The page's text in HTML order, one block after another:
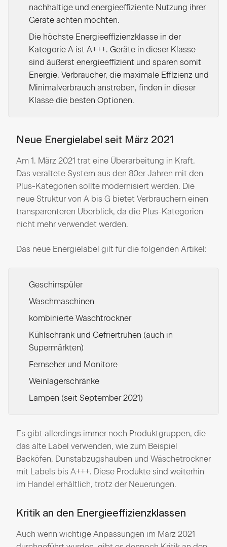
nachhaltige und energieeffiziente Nutzung ihrer
Geräte achten möchten.
Die höchste Energieeffizienzklasse in der
Kategorie A ist A+++. Geräte in dieser Klasse
sind äußerst energieeffizient und sparen somit
Energie. Verbraucher, die maximale Effizienz und
Minimalverbrauch anstreben, finden in dieser
Klasse die besten Optionen.
Neue Energielabel seit März 2021
Am 1. März 2021 trat eine Überarbeitung in Kraft.
Das veraltete System aus den 80er Jahren mit den
Plus-Kategorien sollte modernisiert werden. Die
neue Struktur von A bis G bietet Verbrauchern einen
transparenteren Überblick, da die Plus-Kategorien
nicht mehr verwendet werden.
Das neue Energielabel gilt für die folgenden Artikel:
Geschirrspüler
Waschmaschinen
kombinierte Waschtrockner
Kühlschrank und Gefriertruhen (auch in
Supermärkten)
Fernseher und Monitore
Weinlagerschränke
Lampen (seit September 2021)
Es gibt allerdings immer noch Produktgruppen, die
das alte Label verwenden, wie zum Beispiel
Backöfen, Dunstabzugshauben und Wäschetrockner
mit Labels bis A+++. Diese Produkte sind weiterhin
im Handel erhältlich, trotz der Neuerungen.
Kritik an den Energieeffizienzklassen
Auch wenn wichtige Anpassungen im März 2021